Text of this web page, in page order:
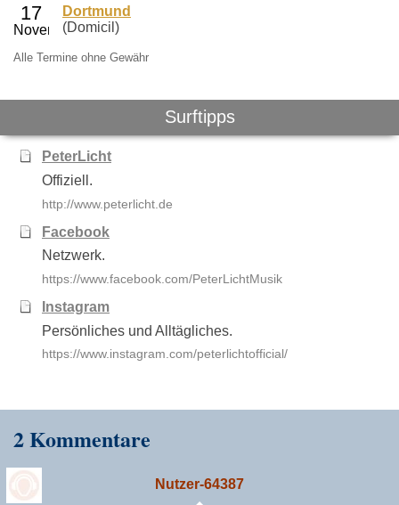
Dortmund
(Domicil)
Alle Termine ohne Gewähr
Surftipps
PeterLicht
Offiziell.
http://www.peterlicht.de
Facebook
Netzwerk.
https://www.facebook.com/PeterLichtMusik
Instagram
Persönliches und Alltägliches.
https://www.instagram.com/peterlichtofficial/
2 Kommentare
Nutzer-64387